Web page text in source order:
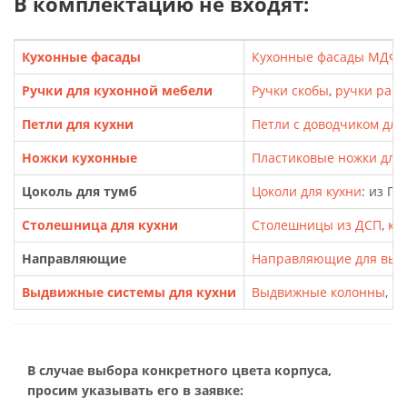
Кухонные фасады Кухонные фасады МДФ
Ручки для кухонной мебели
Ручки скобы, ручки
Петли для кухни
Петли с доводчиком для
Ножки кухонные
Пластиковые ножки
Цоколь для тумб
Цоколи для кухни: из
Столешница для кухни
Столешницы из ДСП,
Направляющие
Направляющие для
Выдвижные системы для кухни
Выдвижные колонны,
В случае выбора конкретного цвета корпуса,
просим указывать его в заявке: